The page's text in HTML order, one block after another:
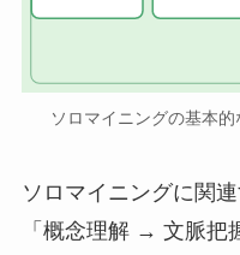
ソロマイニングの基本
ソロマイニングに関
「概念理解 → 文脈